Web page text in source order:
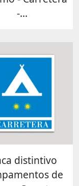
-...
distintivo
de